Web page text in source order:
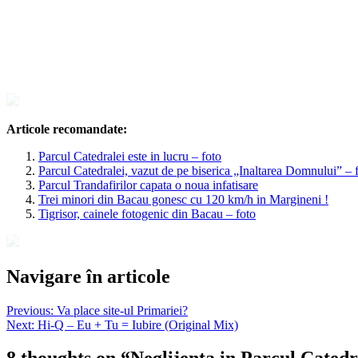
Articole recomandate:
Parcul Catedralei este in lucru – foto
Parcul Catedralei, vazut de pe biserica „Inaltarea Domnului” –
Parcul Trandafirilor capata o noua infatisare
Trei minori din Bacau gonesc cu 120 km/h in Margineni !
Tigrisor, cainele fotogenic din Bacau – foto
Navigare în articole
Previous: Va place site-ul Primariei?
Next: Hi-Q – Eu + Tu = Iubire (Original Mix)